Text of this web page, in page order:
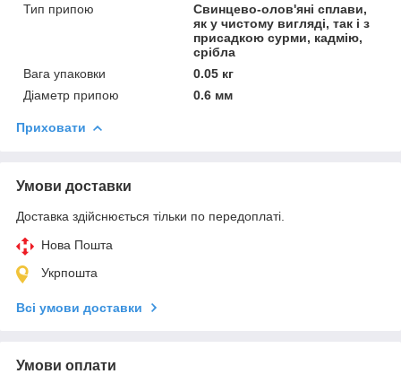
Тип припою
Свинцево-олов'яні сплави,
як у чистому вигляді, так і з
присадкою сурми, кадмію,
срібла
Вага упаковки
0.05 кг
Діаметр припою
0.6 мм
Приховати
Умови доставки
Доставка здійснюється тільки по передоплаті.
Нова Пошта
Укрпошта
Всі умови доставки
Умови оплати